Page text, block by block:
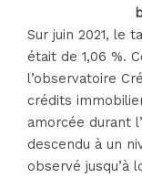
Sur juin 2021, le
était de 1,06 %.
l’observatoire
crédits
amorcée durant
descendu à un
observé jusqu’à